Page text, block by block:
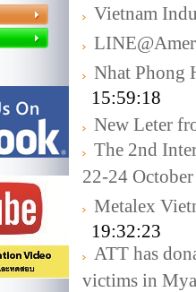
Vietnam
Nhat Phong
15:59:18
New Leter
The 2nd
22-24
Metalex
19:32:23
ATT has
victims in